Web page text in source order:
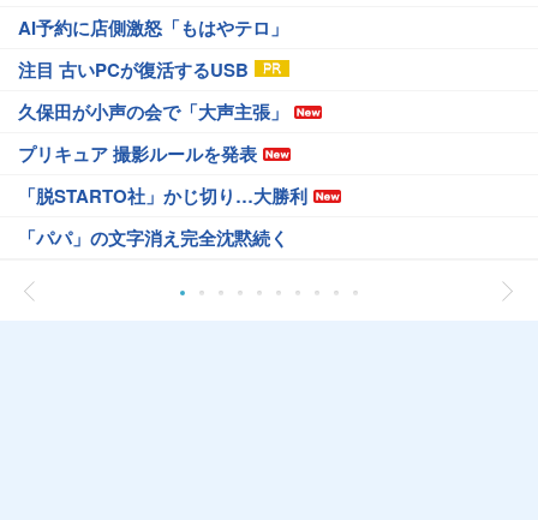
AI予約に店側激怒「もはやテロ」
注目 古いPCが復活するUSB
久保田が小声の会で「大声主張」
プリキュア 撮影ルールを発表
「脱STARTO社」かじ切り…大勝利
「パパ」の文字消え完全沈黙続く